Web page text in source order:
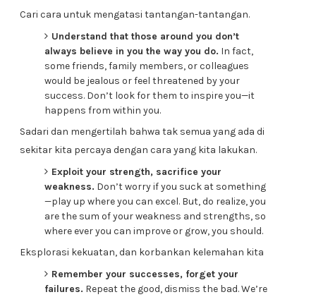
Cari cara untuk mengatasi tantangan-tantangan.
Understand that those around you don’t
always believe in you the way you do. In fact,
some friends, family members, or colleagues
would be jealous or feel threatened by your
success. Don’t look for them to inspire you—it
happens from within you.
Sadari dan mengertilah bahwa tak semua yang ada di
sekitar kita percaya dengan cara yang kita lakukan.
Exploit your strength, sacrifice your
weakness. Don’t worry if you suck at something
—play up where you can excel. But, do realize, you
are the sum of your weakness and strengths, so
where ever you can improve or grow, you should.
Eksplorasi kekuatan, dan korbankan kelemahan kita
Remember your successes, forget your
failures. Repeat the good, dismiss the bad. We’re